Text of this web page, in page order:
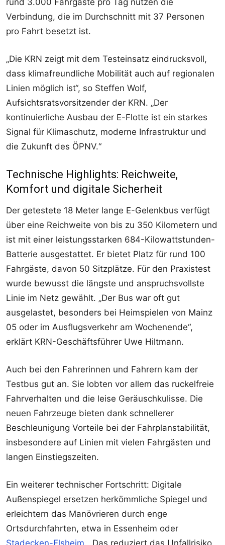
rund 3.000 Fahrgäste pro Tag nutzen die
Verbindung, die im Durchschnitt mit 37 Personen
pro Fahrt besetzt ist.
„Die KRN zeigt mit dem Testeinsatz eindrucksvoll,
dass klimafreundliche Mobilität auch auf regionalen
Linien möglich ist“, so Steffen Wolf,
Aufsichtsratsvorsitzender der KRN. „Der
kontinuierliche Ausbau der E-Flotte ist ein starkes
Signal für Klimaschutz, moderne Infrastruktur und
die Zukunft des ÖPNV.“
Technische Highlights: Reichweite,
Komfort und digitale Sicherheit
Der getestete 18 Meter lange E-Gelenkbus verfügt
über eine Reichweite von bis zu 350 Kilometern und
ist mit einer leistungsstarken 684-Kilowattstunden-
Batterie ausgestattet. Er bietet Platz für rund 100
Fahrgäste, davon 50 Sitzplätze. Für den Praxistest
wurde bewusst die längste und anspruchsvollste
Linie im Netz gewählt. „Der Bus war oft gut
ausgelastet, besonders bei Heimspielen von Mainz
05 oder im Ausflugsverkehr am Wochenende“,
erklärt KRN-Geschäftsführer Uwe Hiltmann.
Auch bei den Fahrerinnen und Fahrern kam der
Testbus gut an. Sie lobten vor allem das ruckelfreie
Fahrverhalten und die leise Geräuschkulisse. Die
neuen Fahrzeuge bieten dank schnellerer
Beschleunigung Vorteile bei der Fahrplanstabilität,
insbesondere auf Linien mit vielen Fahrgästen und
langen Einstiegszeiten.
Ein weiterer technischer Fortschritt: Digitale
Außenspiegel ersetzen herkömmliche Spiegel und
erleichtern das Manövrieren durch enge
Ortsdurchfahrten, etwa in Essenheim oder